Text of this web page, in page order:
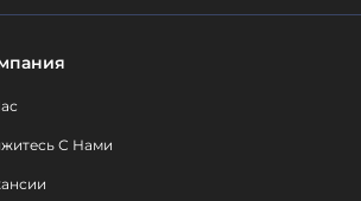
С Нами